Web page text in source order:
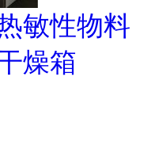
敏性物料
燥箱